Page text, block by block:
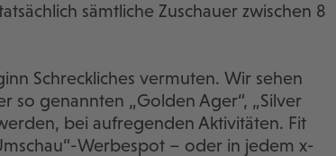
sämtliche Zuschauer zwischen 8
Schreckliches vermuten. Wir sehen
so genannten „Golden Ager“, „Silver
bei aufregenden Aktivitäten. Fit
Werbespot – oder in jedem x-